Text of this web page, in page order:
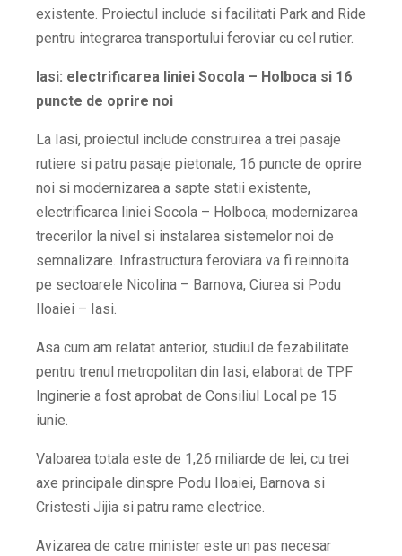
existente. Proiectul include si facilitati Park and Ride
pentru integrarea transportului feroviar cu cel rutier.
Iasi: electrificarea liniei Socola – Holboca si 16
puncte de oprire noi
La Iasi, proiectul include construirea a trei pasaje
rutiere si patru pasaje pietonale, 16 puncte de oprire
noi si modernizarea a sapte statii existente,
electrificarea liniei Socola – Holboca, modernizarea
trecerilor la nivel si instalarea sistemelor noi de
semnalizare. Infrastructura feroviara va fi reinnoita
pe sectoarele Nicolina – Barnova, Ciurea si Podu
Iloaiei – Iasi.
Asa cum am relatat anterior, studiul de fezabilitate
pentru trenul metropolitan din Iasi, elaborat de TPF
Inginerie a fost aprobat de Consiliul Local pe 15
iunie.
Valoarea totala este de 1,26 miliarde de lei, cu trei
axe principale dinspre Podu Iloaiei, Barnova si
Cristesti Jijia si patru rame electrice.
Avizarea de catre minister este un pas necesar